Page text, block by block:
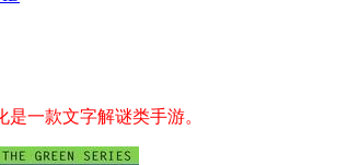
一款文字解谜类手游。